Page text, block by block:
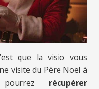
que la visio vous
visite du Père Noël à
pourrez récupérer